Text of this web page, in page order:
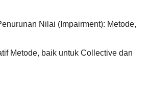
Nilai (Impairment): Metode,
Metode, baik untuk Collective dan